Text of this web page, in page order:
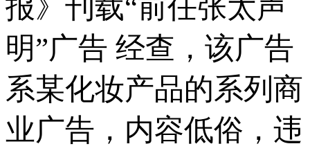
报》刊载“前任张太声
明”广告 经查，该广告
系某化妆产品的系列商
业广告，内容低俗，违